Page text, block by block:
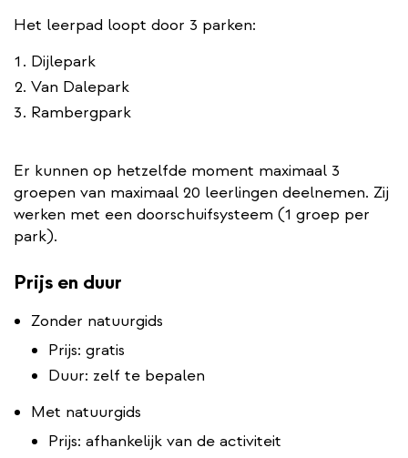
Het leerpad loopt door 3 parken:
Dijlepark
Van Dalepark
Rambergpark
Er kunnen op hetzelfde moment maximaal 3
groepen van maximaal 20 leerlingen deelnemen. Zij
werken met een doorschuifsysteem (1 groep per
park).
Prijs en duur
Zonder natuurgids
Prijs: gratis
Duur: zelf te bepalen
Met natuurgids
Prijs: afhankelijk van de activiteit